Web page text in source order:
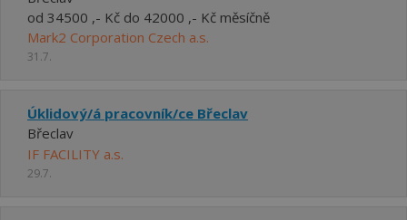
od 34500 ,- Kč do 42000 ,- Kč měsíčně
Mark2 Corporation Czech a.s.
31.7.
Úklidový/á pracovník/ce Břeclav
Břeclav
IF FACILITY a.s.
29.7.